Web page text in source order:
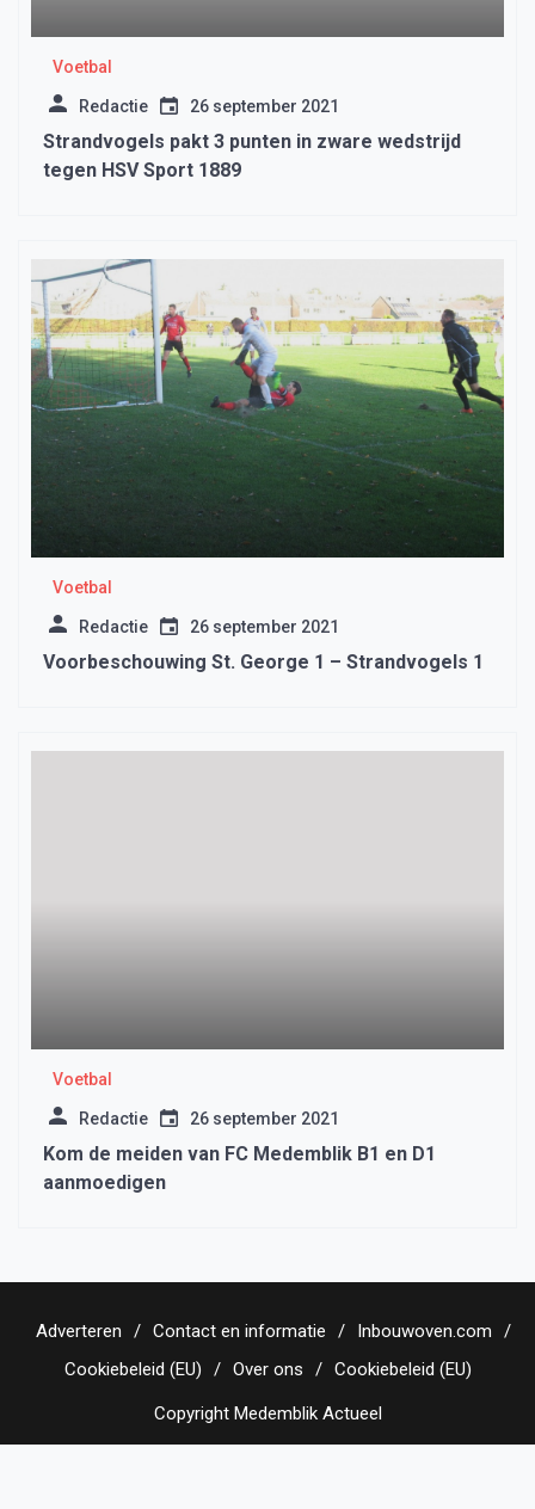
Voetbal
Redactie 26 september 2021
Strandvogels pakt 3 punten in zware wedstrijd
tegen HSV Sport 1889
Voetbal
Redactie 26 september 2021
Voorbeschouwing St. George 1 – Strandvogels 1
Voetbal
Redactie 26 september 2021
Kom de meiden van FC Medemblik B1 en D1
aanmoedigen
Adverteren Contact en informatie
Inbouwoven.com
Cookiebeleid (EU)
Over ons Cookiebeleid (EU)
Copyright Medemblik Actueel